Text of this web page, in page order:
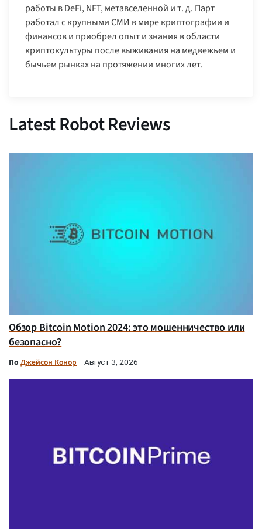
работы в DeFi, NFT, метавселенной и т. д. Парт
работал с крупными СМИ в мире криптографии и
финансов и приобрел опыт и знания в области
криптокультуры после выживания на медвежьем и
бычьем рынках на протяжении многих лет.
Latest Robot Reviews
Обзор Bitcoin Motion 2024: это мошенничество или
безопасно?
По Джейсон Конор Август 3, 2026